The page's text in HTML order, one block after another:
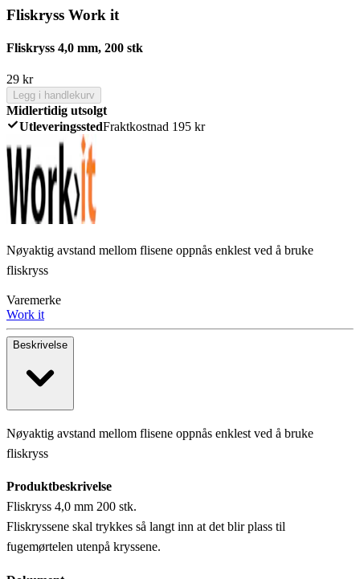
Fliskryss Work it
Fliskryss 4,0 mm, 200 stk
29 kr
Legg i handlekurv
Midlertidig utsolgt
UtleveringsstedFraktkostnad 195 kr
Nøyaktig avstand mellom flisene oppnås enklest ved å bruke
fliskryss
Varemerke
Work it
Beskrivelse
Nøyaktig avstand mellom flisene oppnås enklest ved å bruke
fliskryss
Produktbeskrivelse
Fliskryss 4,0 mm 200 stk.
Fliskryssene skal trykkes så langt inn at det blir plass til
fugemørtelen utenpå kryssene.